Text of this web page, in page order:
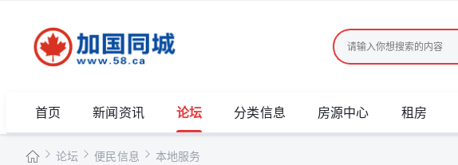
首页 新闻资讯 论坛 分类信息 房源中心 租房
论坛 便民信息 本地服务